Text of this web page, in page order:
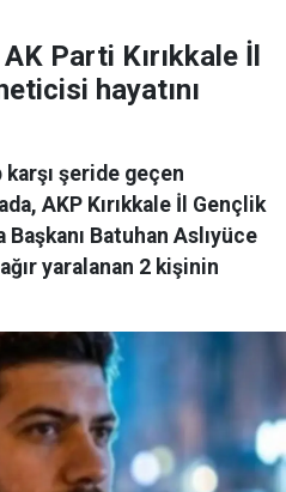
Parti Kırıkkale İl
hayatını
karşı şeride geçen
AKP Kırıkkale İl Gençlik
Başkanı Batuhan Aslıyüce
yaralanan 2 kişinin